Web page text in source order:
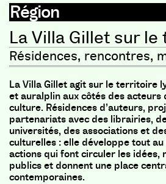
Région
La Villa Gillet sur
Résidences, rencontres,
La Villa Gillet agit sur le territoire
et auralplin aux côtés des acteurs
culture. Résidences d’auteurs,
partenariats avec des librairies,
universités, des associations et
culturelles : elle développe tout au
actions qui font circuler les idées,
publics et donnent une place
contemporaines.